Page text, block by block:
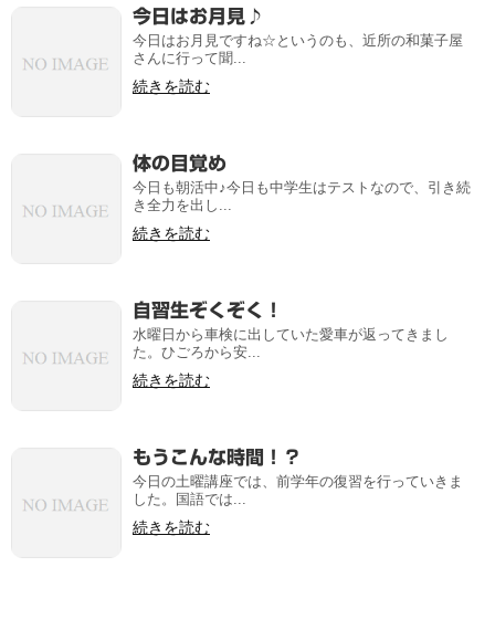
今日はお月見♪
今日はお月見ですね☆というのも、近所の和菓子屋
さんに行って聞...
続きを読む
体の目覚め
今日も朝活中♪今日も中学生はテストなので、引き続
き全力を出し...
続きを読む
自習生ぞくぞく！
水曜日から車検に出していた愛車が返ってきまし
た。ひごろから安...
続きを読む
もうこんな時間！？
今日の土曜講座では、前学年の復習を行っていきま
した。国語では...
続きを読む